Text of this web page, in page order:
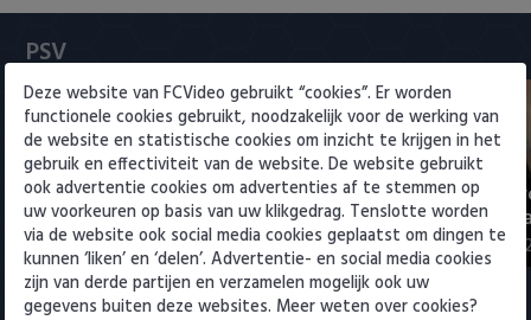
Roda JC
SC Heerenveen
Sparta
Vitesse
VVV Venlo
PSV
PSV presenteert Filip Kostic:
ervaren Serviër tekent voor t…
6 augustus 2026 16:30
Rampstart
voor
3 augustus
Deze website van FCVideo gebruikt “cookies”. Er worden
functionele cookies gebruikt, noodzakelijk voor de werking van
de website en statistische cookies om inzicht te krijgen in het
gebruik en effectiviteit van de website. De website gebruikt
ook advertentie cookies om advertenties af te stemmen op
uw voorkeuren op basis van uw klikgedrag. Tenslotte worden
via de website ook social media cookies geplaatst om dingen te
kunnen ‘liken’ en ‘delen’. Advertentie- en social media cookies
zijn van derde partijen en verzamelen mogelijk ook uw
gegevens buiten deze websites. Meer weten over cookies?